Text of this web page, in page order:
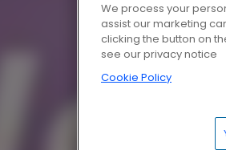
We process your
assist our marketing
clicking the button on
see our privacy notice
Cookie Policy